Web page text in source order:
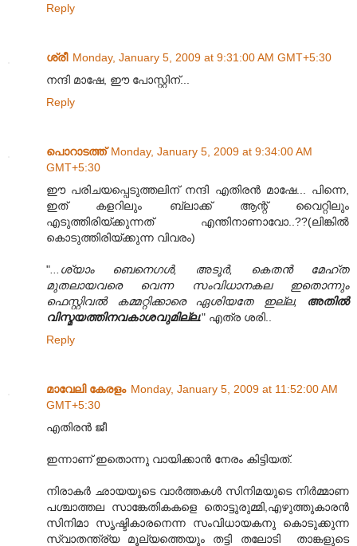
Reply
ശ്രീ Monday, January 5, 2009 at 9:31:00 AM GMT+5:30
നന്ദി മാഷേ, ഈ പോസ്റ്റിന്...
Reply
പൊറാടത്ത് Monday, January 5, 2009 at 9:34:00 AM
GMT+5:30
ഈ പരിചയപ്പെടുത്തലിന് നന്ദി എതിരൻ മാഷേ... പിന്നെ,
ഇത് കളറിലും ബ്ലാക്ക് ആന്റ് വൈറ്റിലും
എടുത്തിരിയ്ക്കുന്നത് എന്തിനാണാവോ..??(ലിങ്കിൽ
കൊടുത്തിരിയ്ക്കുന്ന വിവരം)
" ...ശ്യാം ബെനെഗൾ, അടൂർ, കെതൻ മേഹ്ത
മുതലായവരെ വെന്ന സംവിധാനകല ഇതൊന്നും
ഫെസ്റ്റിവൽ കമ്മറ്റിക്കാരെ ഏശിയതേ ഇല്ല,
അതിൽ
വിസ്മയത്തിനവകാശവുമില്ല." എത്ര ശരി..
Reply
മാവേലി കേരളം Monday, January 5, 2009 at 11:52:00 AM
GMT+5:30
എതിരന്‍ ജീ
ഇന്നാണ് ഇതൊന്നു വായിക്കാന്‍ നേരം കിട്ടിയത്.
നിരാകര്‍ ഛായയുടെ വാര്‍ത്തകള്‍ സിനിമയുടെ നിര്‍മ്മാണ
പശ്ചാത്തല സാങ്കേതികകളെ തൊട്ടുരുമ്മി,എഴുത്തുകാരന്‍
സിനിമാ സൃഷ്ടികാരനെന്ന സംവിധായകനു കൊടുക്കുന്ന
സ്വാതന്ത്ര്യ മൂല്യത്തെയും തട്ടി തലോടി ‍ താങ്കളുടെ